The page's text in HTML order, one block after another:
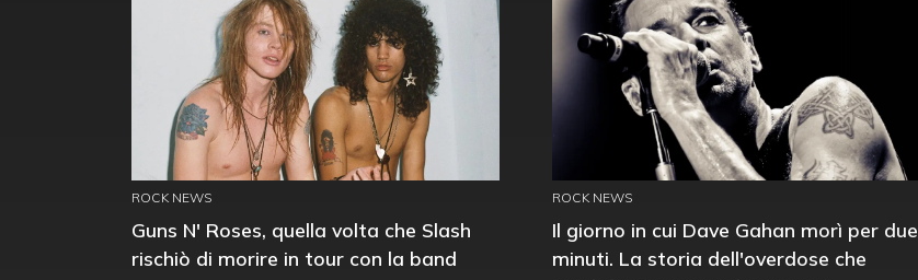
ROCK NEWS
Guns N' Roses, quella volta che Slash
rischiò di morire in tour con la band
ROCK NEWS
Il giorno in cui Dave Gahan morì per due
minuti. La storia dell'overdose che